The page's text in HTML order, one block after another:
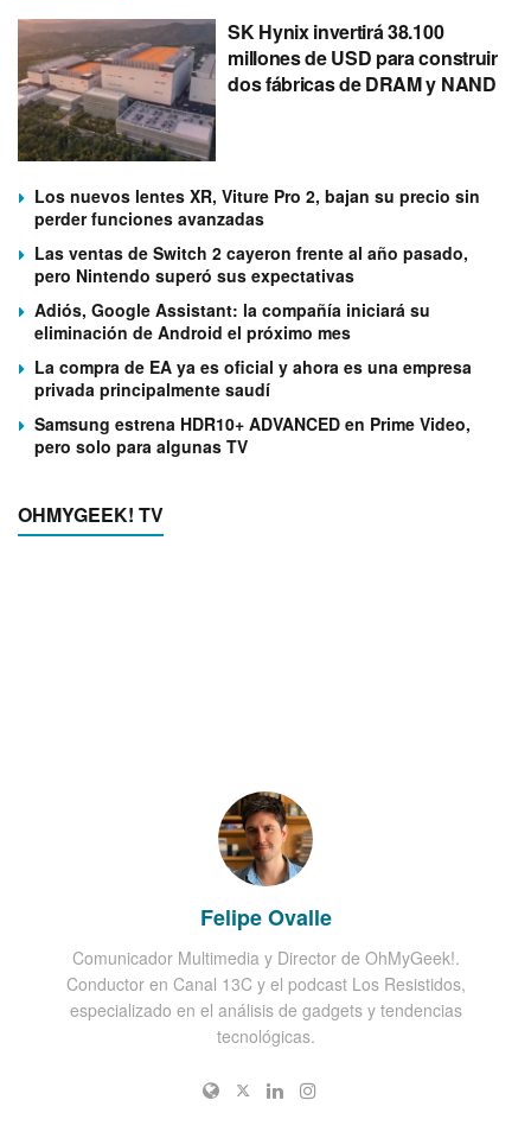
SK Hynix invertirá 38.100
millones de USD para construir
dos fábricas de DRAM y NAND
Los nuevos lentes XR, Viture Pro 2, bajan su precio sin
perder funciones avanzadas
Las ventas de Switch 2 cayeron frente al año pasado,
pero Nintendo superó sus expectativas
Adiós, Google Assistant: la compañía iniciará su
eliminación de Android el próximo mes
La compra de EA ya es oficial y ahora es una empresa
privada principalmente saudí
Samsung estrena HDR10+ ADVANCED en Prime Video,
pero solo para algunas TV
OHMYGEEK! TV
Felipe Ovalle
Comunicador Multimedia y Director de OhMyGeek!.
Conductor en Canal 13C y el podcast Los Resistidos,
especializado en el análisis de gadgets y tendencias
tecnológicas.